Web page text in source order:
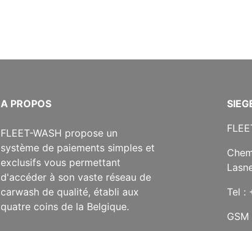
​A PROPOS
​FLEET-WASH propose un
système de paiements simples et
exclusifs vous permettant
d'accéder à son vaste réseau de
carwash de qualité, établi aux
quatre coins de la Belgique.
Tel :